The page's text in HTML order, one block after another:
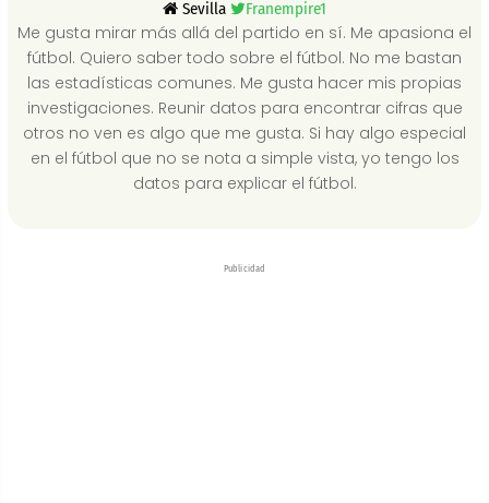
Sevilla Franempire1
Me gusta mirar más allá del partido en sí. Me apasiona el
fútbol. Quiero saber todo sobre el fútbol. No me bastan
las estadísticas comunes. Me gusta hacer mis propias
investigaciones. Reunir datos para encontrar cifras que
otros no ven es algo que me gusta. Si hay algo especial
en el fútbol que no se nota a simple vista, yo tengo los
datos para explicar el fútbol.
Publicidad